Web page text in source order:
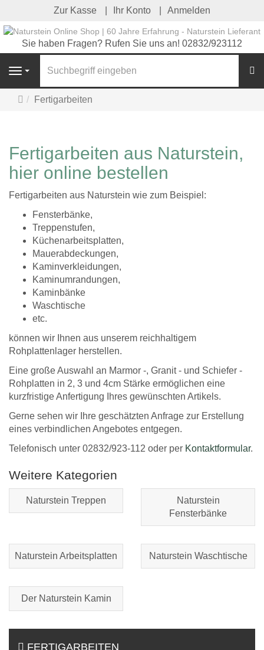
Zur Kasse Ihr Konto Anmelden
Sie haben Fragen? Rufen Sie uns an! 02832/923112
Navigation
Startseite
Fertigarbeiten
Fertigarbeiten aus Naturstein,
hier online bestellen
Fertigarbeiten aus Naturstein wie zum Beispiel:
Fensterbänke,
Treppenstufen,
Küchenarbeitsplatten,
Mauerabdeckungen,
Kaminverkleidungen,
Kaminumrandungen,
Kaminbänke
Waschtische
etc.
können wir Ihnen aus unserem reichhaltigem
Rohplattenlager herstellen.
Eine große Auswahl an Marmor -, Granit - und Schiefer -
Rohplatten in 2, 3 und 4cm Stärke ermöglichen eine
kurzfristige Anfertigung Ihres gewünschten Artikels.
Gerne sehen wir Ihre geschätzten Anfrage zur Erstellung
eines verbindlichen Angebotes entgegen.
Telefonisch unter 02832/923-112 oder per Kontaktformular.
Weitere Kategorien
Naturstein Treppen
Naturstein
Fensterbänke
Naturstein Arbeitsplatten Naturstein Waschtische
Der Naturstein Kamin
FERTIGARBEITEN